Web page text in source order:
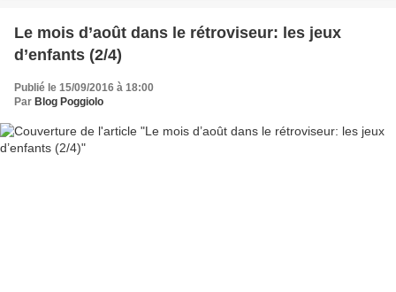
Le mois d’août dans le rétroviseur: les jeux
d’enfants (2/4)
Publié le 15/09/2016 à 18:00
Par Blog Poggiolo